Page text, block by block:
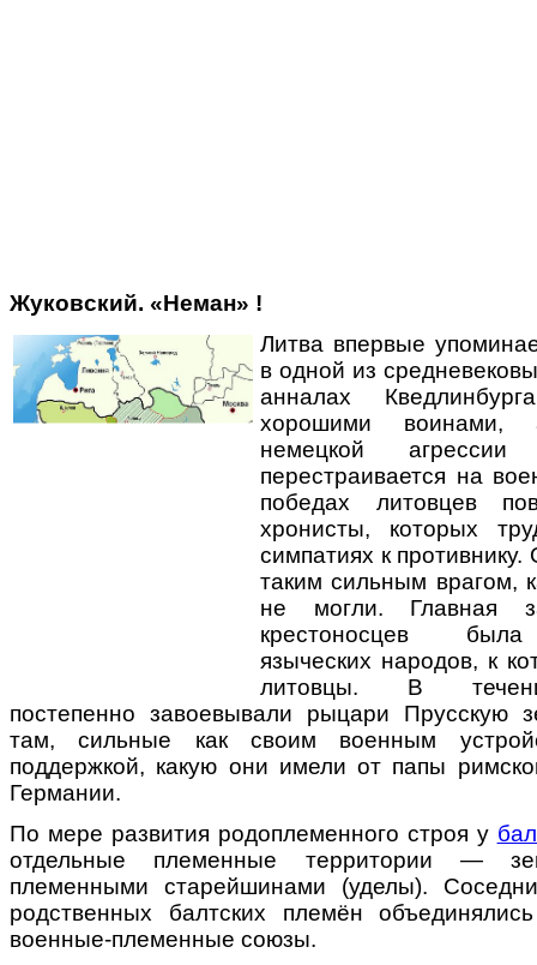
Жуковский. «Неман» !
Литва впервые
в одной из
анналах
хорошими
немецкой
перестраивается на
победах литовцев
хронисты, которых
симпатиях к противнику.
таким сильным врагом,
не могли. Главная
крестоносцев была
языческих народов, к
литовцы. В
постепенно завоевывали рыцари Прусскую
там, сильные как своим военным
поддержкой, какую они имели от папы
Германии.
По мере развития родоплеменного строя у
отдельные племенные территории —
племенными старейшинами (уделы).
родственных балтских племён
военные-племенные союзы.